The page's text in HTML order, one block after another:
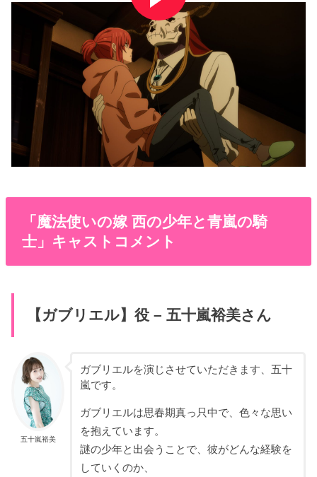
「魔法使いの嫁 西の少年と青嵐の騎
士」キャストコメント
【ガブリエル】役 – 五十嵐裕美さん
五十嵐裕美
ガブリエルを演じさせていただきます、五十
嵐です。
ガブリエルは思春期真っ只中で、色々な思い
を抱えています。
謎の少年と出会うことで、彼がどんな経験を
していくのか、